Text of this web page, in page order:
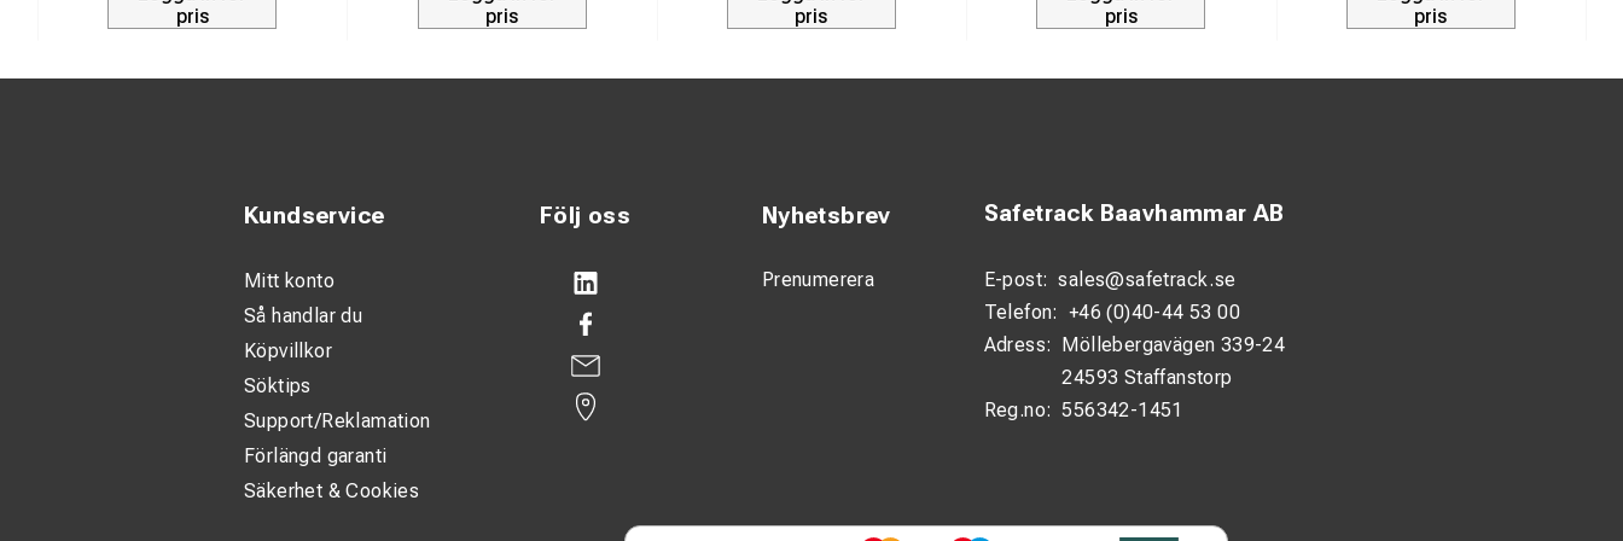
Passar för: 38 mm GRP-stång
Användning: Kontaktledningssystem och järnvägsapplikation
pris
pris
pris
pris
pris
Följ oss Nyhetsbrev
Prenumerera
Safetrack Baavhammar AB
E-post: sales@safetrack.se
Telefon: +46 (0)40-44 53 00
Adress: Möllebergavägen 339-24
24593 Staffanstorp
Reg.no: 556342-1451
Kundservice
Mitt konto
Så handlar du
Köpvillkor
Söktips
Support/Reklamation
Förlängd garanti
Säkerhet & Cookies